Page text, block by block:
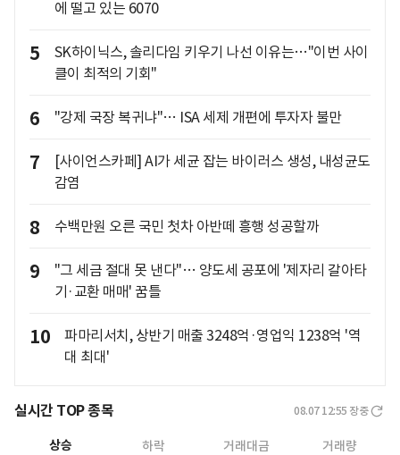
에 떨고 있는 6070
5
SK하이닉스, 솔리다임 키우기 나선 이유는…"이번 사이
클이 최적의 기회"
6 "강제 국장 복귀냐"… ISA 세제 개편에 투자자 불만
7
[사이언스카페] AI가 세균 잡는 바이러스 생성, 내성균도
감염
8 수백만원 오른 국민 첫차 아반떼 흥행 성공할까
9
"그 세금 절대 못 낸다"… 양도세 공포에 '제자리 갈아타
기·교환 매매' 꿈틀
10
파마리서치, 상반기 매출 3248억·영업익 1238억 '역
대 최대'
실시간 TOP 종목 08.07 12:55 장중
상승 하락 거래대금 거래량